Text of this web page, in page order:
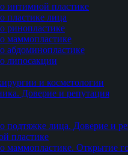
интимной пластике
пластике лица
ринопластике
маммопластике
абдоминопластике
липосакции
и косметологии
Доверие и репутация
подтяжке лица. Доверие и
пластике
маммопластике. Открытие